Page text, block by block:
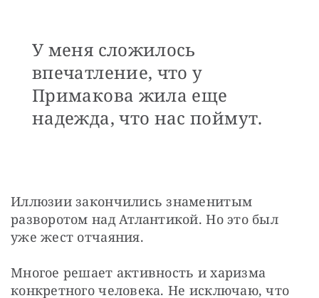
У меня сложилось
впечатление, что у
Примакова жила еще
надежда, что нас поймут.
Иллюзии закончились знаменитым
разворотом над Атлантикой. Но это был
уже жест отчаяния.
Многое решает активность и харизма
конкретного человека. Не исключаю, что